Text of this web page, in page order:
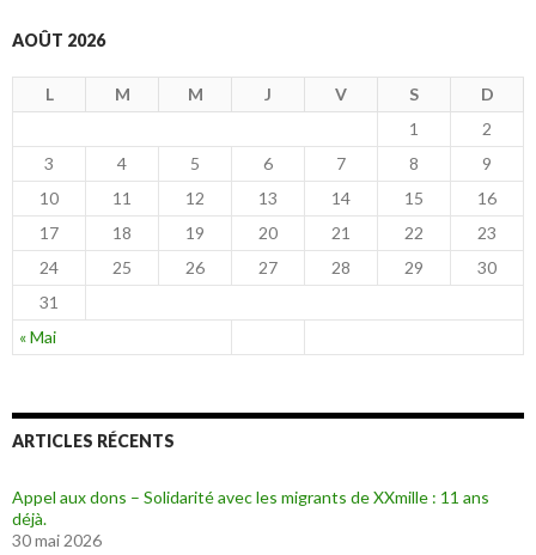
AOÛT 2026
L M M J V S D
« Mai
1
2
3
4 5 6 7 8
9
10
11 12 13 14 15
16
17
18 19 20 21 22
23
24
25 26 27 28 29
30
31
ARTICLES RÉCENTS
Appel aux dons – Solidarité avec les migrants de XXmille : 11 ans
déjà.
30 mai 2026